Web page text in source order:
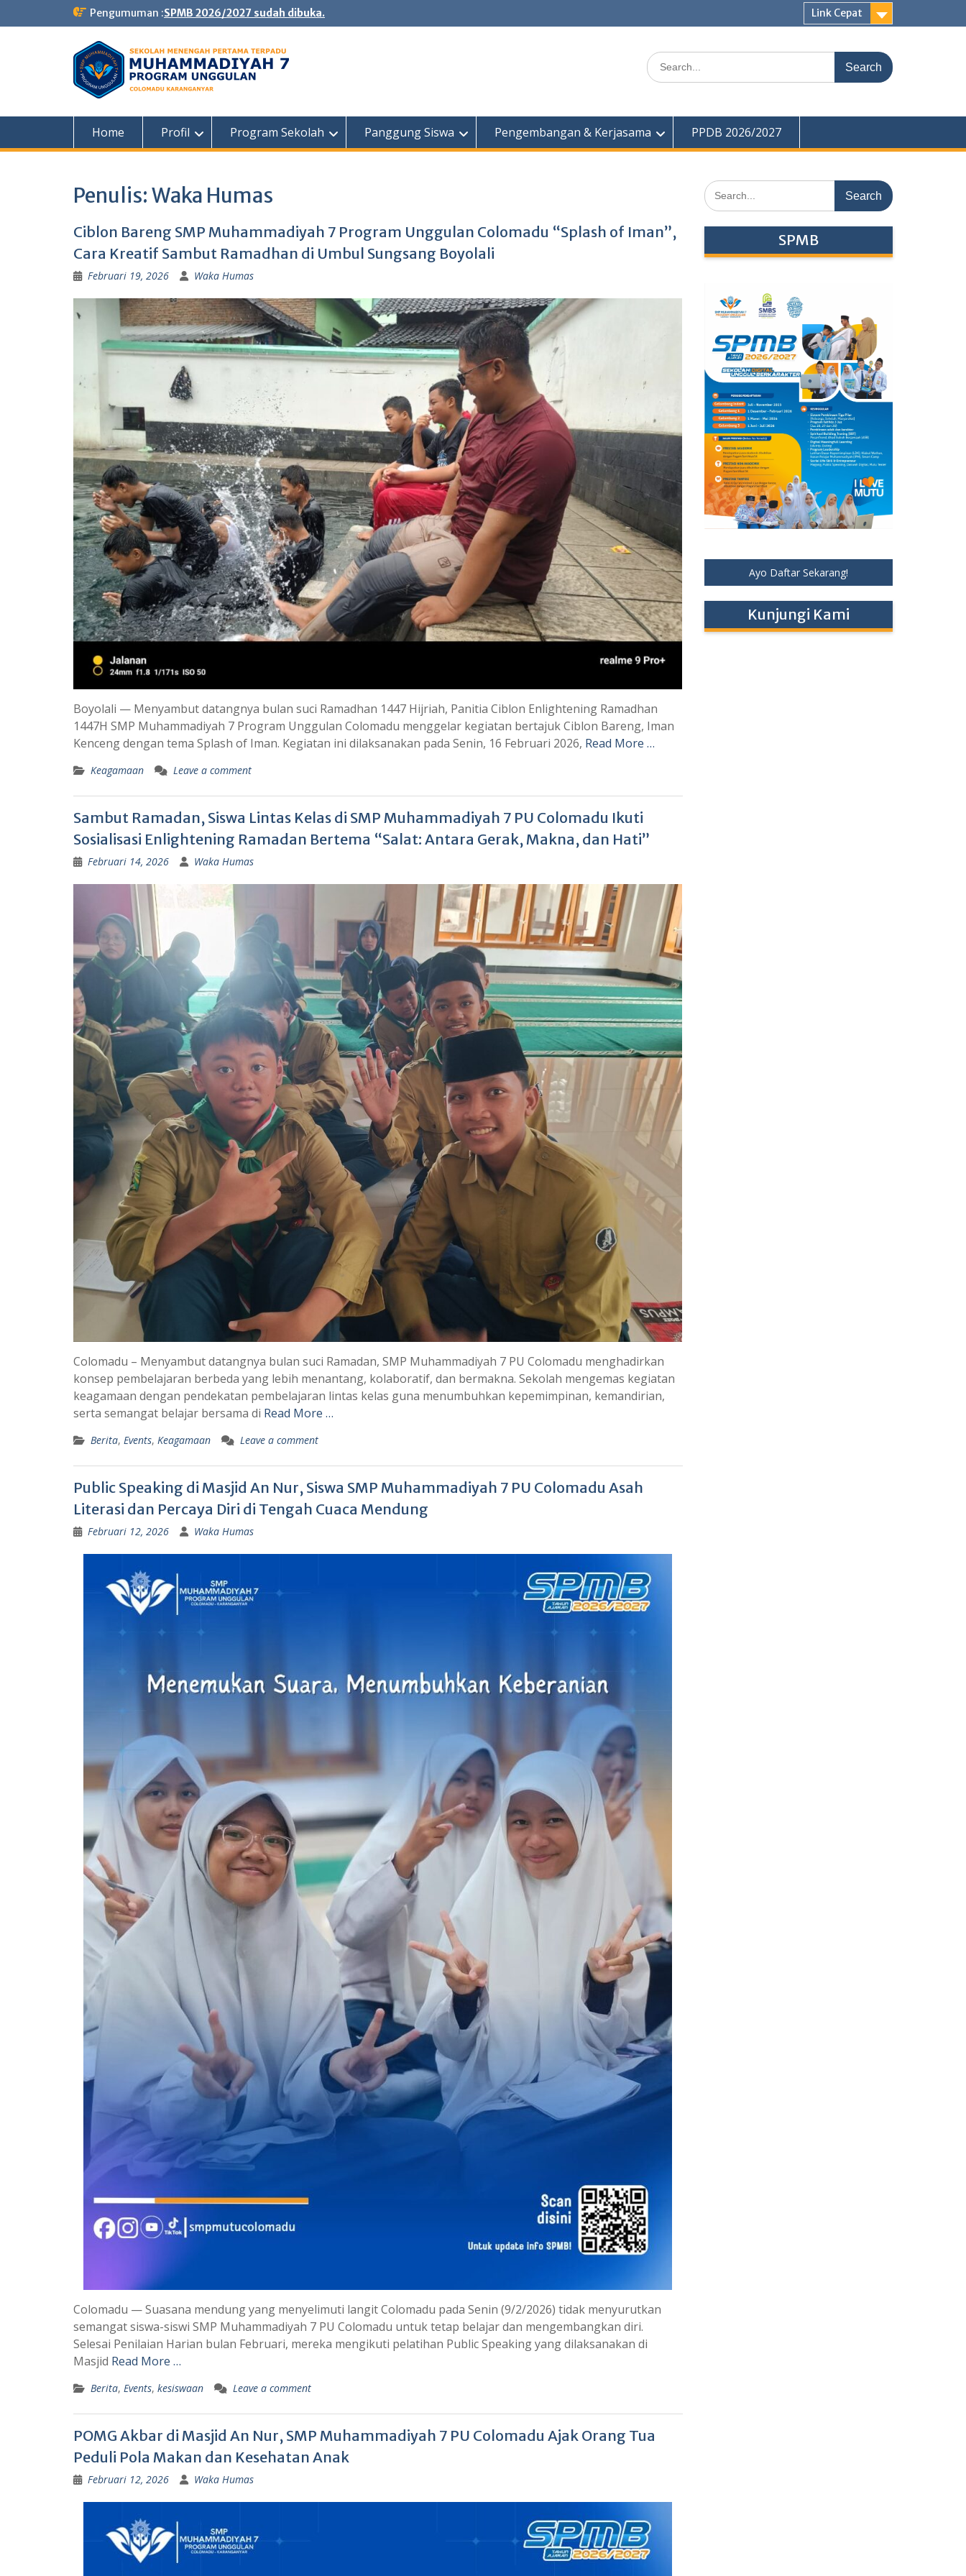
Pengumuman :SPMB 2026/2027 sudah dibuka. Link Cepat
Search
for:
Home Profil Program Sekolah Panggung Siswa Pengembangan & Kerjasama PPDB 2026/2027
Penulis:Waka Humas
Ciblon Bareng SMP Muhammadiyah 7 Program Unggulan Colomadu “Splash of Iman”,
Cara Kreatif Sambut Ramadhan di Umbul Sungsang Boyolali
Februari 19, 2026 Waka Humas
Boyolali — Menyambut datangnya bulan suci Ramadhan 1447 Hijriah, Panitia Ciblon Enlightening Ramadhan
1447H SMP Muhammadiyah 7 Program Unggulan Colomadu menggelar kegiatan bertajuk Ciblon Bareng, Iman
Kenceng dengan tema Splash of Iman. Kegiatan ini dilaksanakan pada Senin, 16 Februari 2026, Read More …
Keagamaan Leave a comment
Sambut Ramadan, Siswa Lintas Kelas di SMP Muhammadiyah 7 PU Colomadu Ikuti
Sosialisasi Enlightening Ramadan Bertema “Salat: Antara Gerak, Makna, dan Hati”
Februari 14, 2026 Waka Humas
Colomadu – Menyambut datangnya bulan suci Ramadan, SMP Muhammadiyah 7 PU Colomadu menghadirkan
konsep pembelajaran berbeda yang lebih menantang, kolaboratif, dan bermakna. Sekolah mengemas kegiatan
keagamaan dengan pendekatan pembelajaran lintas kelas guna menumbuhkan kepemimpinan, kemandirian,
serta semangat belajar bersama di Read More …
Berita, Events, Keagamaan Leave a comment
Public Speaking di Masjid An Nur, Siswa SMP Muhammadiyah 7 PU Colomadu Asah
Literasi dan Percaya Diri di Tengah Cuaca Mendung
Februari 12, 2026 Waka Humas
Colomadu — Suasana mendung yang menyelimuti langit Colomadu pada Senin (9/2/2026) tidak menyurutkan
semangat siswa-siswi SMP Muhammadiyah 7 PU Colomadu untuk tetap belajar dan mengembangkan diri.
Selesai Penilaian Harian bulan Februari, mereka mengikuti pelatihan Public Speaking yang dilaksanakan di
Masjid Read More …
Berita, Events, kesiswaan Leave a comment
POMG Akbar di Masjid An Nur, SMP Muhammadiyah 7 PU Colomadu Ajak Orang Tua
Peduli Pola Makan dan Kesehatan Anak
Februari 12, 2026 Waka Humas
Search
for:
SPMB
Ayo Daftar Sekarang!
Kunjungi Kami